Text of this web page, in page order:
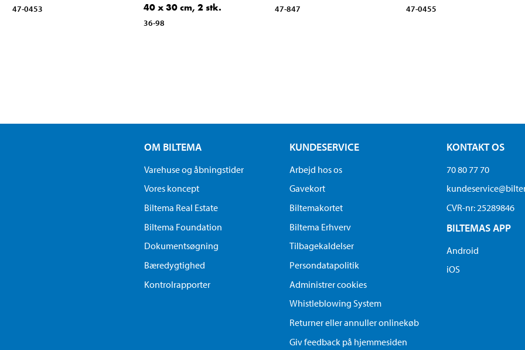
47-0453
40 x 30 cm, 2 stk.
36-98
47-847 47-0455
OM BILTEMA
Varehuse og åbningstider
Vores koncept
Biltema Real Estate
Biltema Foundation
Dokumentsøgning
Bæredygtighed
Kontrolrapporter
KUNDESERVICE
Arbejd hos os
Gavekort
Biltemakortet
Biltema Erhverv
Tilbagekaldelser
Persondatapolitik
Administrer cookies
Whistleblowing System
Returner eller annuller onlinekøb
Giv feedback på hjemmesiden
KONTAKT OS
70 80 77 70
CVR-nr: 25289846
BILTEMAS APP
Android
iOS